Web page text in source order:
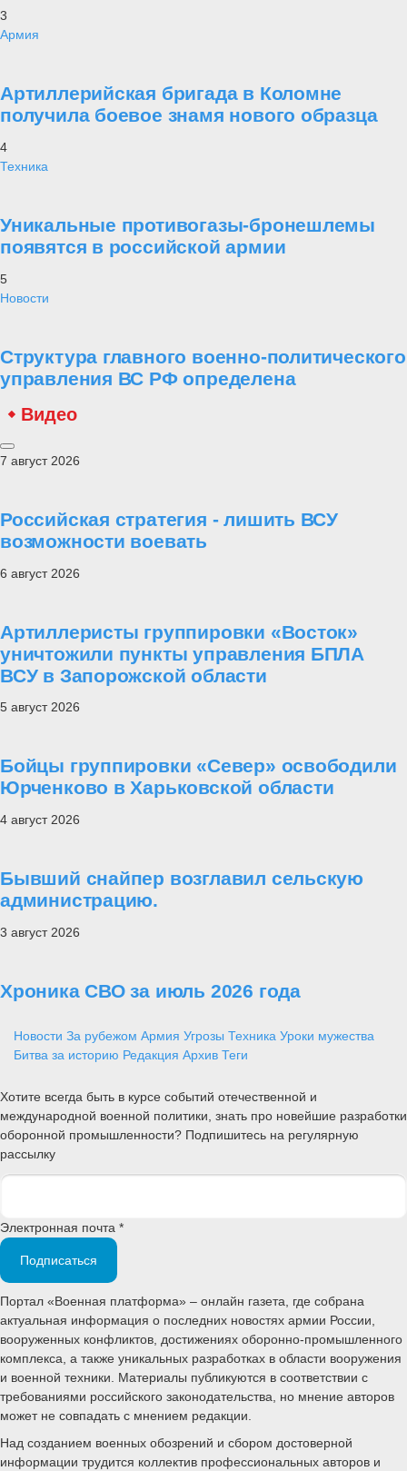
3
Армия
Артиллерийская бригада в Коломне
получила боевое знамя нового образца
4
Техника
Уникальные противогазы-бронешлемы
появятся в российской армии
5
Новости
Структура главного военно-политического
управления ВС РФ определена
Видео
7 август 2026
Российская стратегия - лишить ВСУ
возможности воевать
6 август 2026
Артиллеристы группировки «Восток»
уничтожили пункты управления БПЛА
ВСУ в Запорожской области
5 август 2026
Бойцы группировки «Север» освободили
Юрченково в Харьковской области
4 август 2026
Бывший снайпер возглавил сельскую
администрацию.
3 август 2026
Хроника СВО за июль 2026 года
Новости За рубежом Армия Угрозы Техника Уроки мужества
Битва за историю Редакция Архив Теги
Хотите всегда быть в курсе событий отечественной и
международной военной политики, знать про новейшие разработки
оборонной промышленности? Подпишитесь на регулярную
рассылку
Электронная почта *
Подписаться
Портал «Военная платформа» – онлайн газета, где собрана
актуальная информация о последних новостях армии России,
вооруженных конфликтов, достижениях оборонно-промышленного
комплекса, а также уникальных разработках в области вооружения
и военной техники. Материалы публикуются в соответствии с
требованиями российского законодательства, но мнение авторов
может не совпадать с мнением редакции.
Над созданием военных обозрений и сбором достоверной
информации трудится коллектив профессиональных авторов и